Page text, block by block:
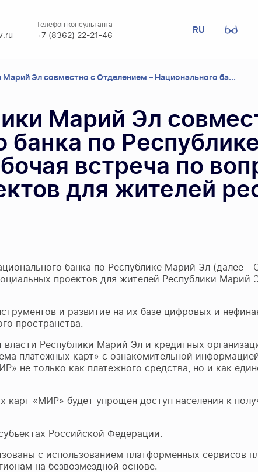
Телефон консультанта
+7 (8362) 22-21-46
RU
Эл совместно с Отделением – Национального ба...
Марий Эл
по
встреча по
для жителей
банка по Республике Марий Эл (далее -
проектов для жителей Республики Марий
и развитие на их базе цифровых и
пространства.
Республики Марий Эл и кредитных
платежных карт» с ознакомительной
не только как платежного средства, но и как
«МИР» будет упрощен доступ населения к
Российской Федерации.
с использованием платформенных сервисов
на безвозмездной основе.​